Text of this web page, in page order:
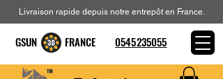
Livraison rapide depuis notre entrepôt en France.
GSUN FRANCE 0545235055